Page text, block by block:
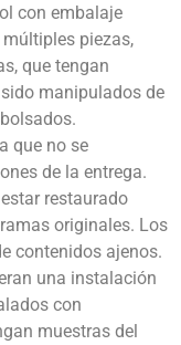
con embalaje
piezas,
que tengan
manipulados de
que no se
de la entrega.
restaurado
originales. Los
contenidos ajenos.
una instalación
con
muestras del